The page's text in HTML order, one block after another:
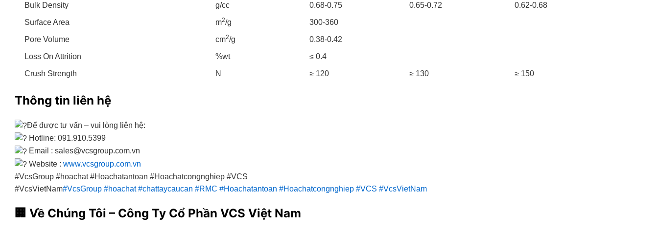
Bulk Density g/cc 0.68-0.75 0.65-0.72 0.62-0.68
Surface Area m2/g 300-360
Pore Volume cm2/g 0.38-0.42
Loss On Attrition %wt ≤ 0.4
Crush Strength N ≥ 120 ≥ 130 ≥ 150
Thông tin liên hệ
Để được tư vấn – vui lòng liên hệ:
Hotline: 091.910.5399
Email : sales@vcsgroup.com.vn
Website : www.vcsgroup.com.vn
#VcsGroup #hoachat #Hoachatantoan #Hoachatcongnghiep #VCS
#VcsVietNam#VcsGroup #hoachat #chattaycaucan #RMC #Hoachatantoan #Hoachatcongnghiep #VCS #VcsVietNam
🏢 Về Chúng Tôi – Công Ty Cổ Phần VCS Việt Nam